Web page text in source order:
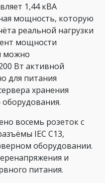
1,44 кВА
мощность, которую
реальной нагрузки
мощности
можно
Вт активной
для питания
хранения
восемь розеток с
IEC C13,
оборудовании.
и
питания.